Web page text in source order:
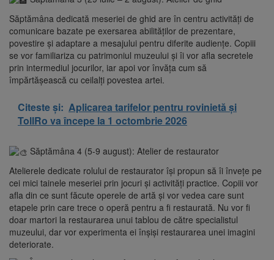
Săptămâna dedicată meseriei de ghid are în centru activități de
comunicare bazate pe exersarea abilităților de prezentare,
povestire și adaptare a mesajului pentru diferite audiențe. Copiii
se vor familiariza cu patrimoniul muzeului și îi vor afla secretele
prin intermediul jocurilor, iar apoi vor învăța cum să
împărtășească cu ceilalți povestea artei.
Citeste și: Aplicarea tarifelor pentru rovinietă și
TollRo va începe la 1 octombrie 2026
Săptămâna 4 (5-9 august): Atelier de restaurator
Atelierele dedicate rolului de restaurator își propun să îi învețe pe
cei mici tainele meseriei prin jocuri și activități practice. Copiii vor
afla din ce sunt făcute operele de artă și vor vedea care sunt
etapele prin care trece o operă pentru a fi restaurată. Nu vor fi
doar martori la restaurarea unui tablou de către specialistul
muzeului, dar vor experimenta ei înșiși restaurarea unei imagini
deteriorate.